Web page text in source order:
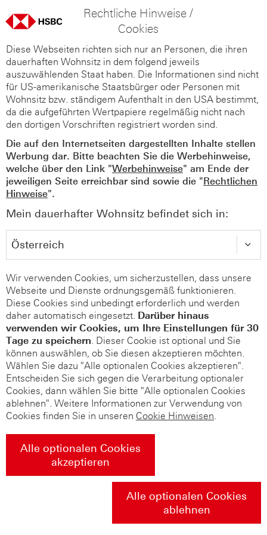
Rechtliche Hinweise /
Cookies
Diese Webseiten richten sich nur an Personen, die ihren
dauerhaften Wohnsitz in dem folgend jeweils
auszuwählenden Staat haben. Die Informationen sind nicht
für US-amerikanische Staatsbürger oder Personen mit
Wohnsitz bzw. ständigem Aufenthalt in den USA bestimmt,
da die aufgeführten Wertpapiere regelmäßig nicht nach
den dortigen Vorschriften registriert worden sind.
Die auf den Internetseiten dargestellten Inhalte stellen
Werbung dar. Bitte beachten Sie die Werbehinweise,
welche über den Link "Werbehinweise" am Ende der
jeweiligen Seite erreichbar sind sowie die "Rechtlichen
Hinweise".
Mein dauerhafter Wohnsitz befindet sich in:
Wir verwenden Cookies, um sicherzustellen, dass unsere
Webseite und Dienste ordnungsgemäß funktionieren.
Diese Cookies sind unbedingt erforderlich und werden
daher automatisch eingesetzt. Darüber hinaus
verwenden wir Cookies, um Ihre Einstellungen für 30
Tage zu speichern. Dieser Cookie ist optional und Sie
können auswählen, ob Sie diesen akzeptieren möchten.
Wählen Sie dazu "Alle optionalen Cookies akzeptieren".
Entscheiden Sie sich gegen die Verarbeitung optionaler
Cookies, dann wählen Sie bitte "Alle optionalen Cookies
ablehnen". Weitere Informationen zur Verwendung von
Cookies finden Sie in unseren Cookie Hinweisen.
Alle optionalen Cookies
akzeptieren
Alle optionalen Cookies
ablehnen